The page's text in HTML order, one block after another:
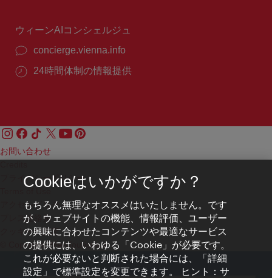
ウィーンAIコンシェルジュ
concierge.vienna.info
24時間体制の情報提供
お問い合わせ
プライバシーポリシー
アクセシビリティ
プレス連絡先
クッキーの設定
© Copyright WienTourismus
Cookieはいかがですか？
もちろん無理なオススメはいたしません。です
が、ウェブサイトの機能、情報評価、ユーザー
の興味に合わせたコンテンツや最適なサービス
の提供には、いわゆる「Cookie」が必要です。
これが必要ないと判断された場合には、「詳細
設定」で標準設定を変更できます。 ヒント：サ